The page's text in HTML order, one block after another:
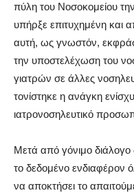
πύλη του Νοσοκομείου
υπήρξε επιτυχημένη και
αυτή, ως γνωστόν,
την υποστελέχωση του
γιατρών σε άλλες
τονίστηκε η ανάγκη
ιατρονοσηλευτικό
Μετά από γόνιμο διάλογο
το δεδομένο ενδιαφέρον
να αποκτήσει το